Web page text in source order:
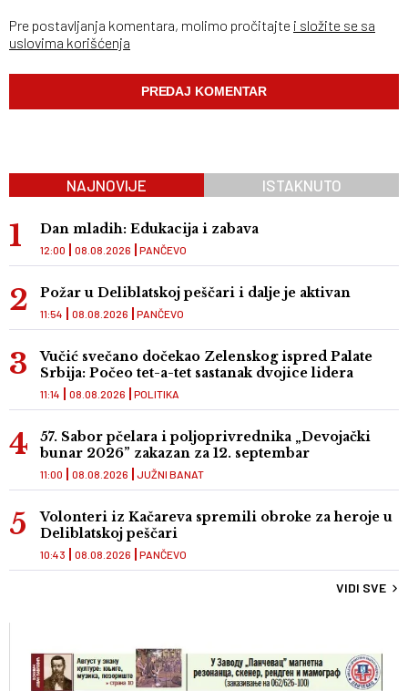
Pre postavljanja komentara, molimo pročitajte i složite se sa
uslovima korišćenja
NAJNOVIJE ISTAKNUTO
Dan mladih: Edukacija i zabava
PANČEVO
12:00 08.08.2026
Požar u Deliblatskoj peščari i dalje je aktivan
PANČEVO
11:54 08.08.2026
Vučić svečano dočekao Zelenskog ispred Palate
Srbija: Počeo tet-a-tet sastanak dvojice lidera
POLITIKA
11:14 08.08.2026
57. Sabor pčelara i poljoprivrednika „Devojački
bunar 2026” zakazan za 12. septembar
JUŽNI BANAT
11:00 08.08.2026
Volonteri iz Kačareva spremili obroke za heroje u
Deliblatskoj peščari
PANČEVO
10:43 08.08.2026
VIDI SVE